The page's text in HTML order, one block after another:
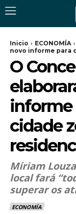
Inicio ECONOMÍA
novo informe para
O
informe
cidade
Míriam
local fará
superar os
ECONOMÍA